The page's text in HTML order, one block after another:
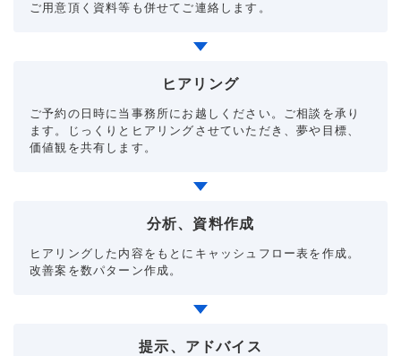
ご用意頂く資料等も併せてご連絡します。
ヒアリング
ご予約の日時に当事務所にお越しください。ご相談を承り
ます。じっくりとヒアリングさせていただき、夢や目標、
価値観を共有します。
分析、資料作成
ヒアリングした内容をもとにキャッシュフロー表を作成。
改善案を数パターン作成。
提示、アドバイス